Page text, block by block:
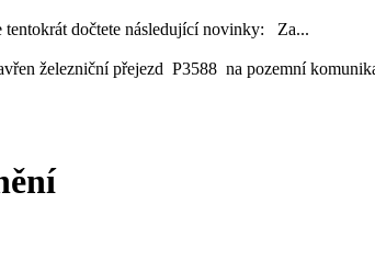
tentokrát dočtete následující novinky: Za...
železniční přejezd P3588 na pozemní